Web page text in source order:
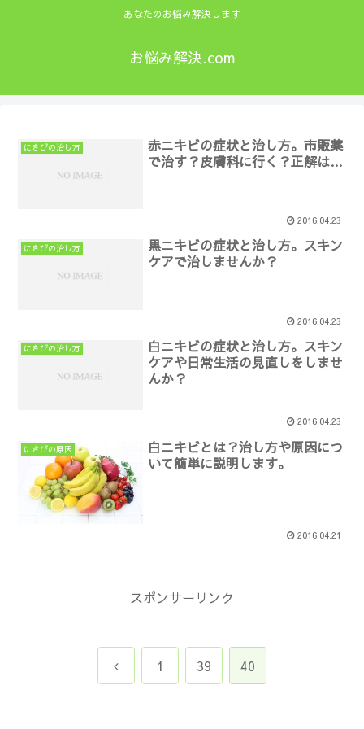
あなたのお悩み解決します
お悩み解決.com
にきびの治し方
赤ニキビの症状と治し方。市販薬
で治す？皮膚科に行く？正解は…
2016.04.23
にきびの治し方
黒ニキビの症状と治し方。スキン
ケアで治しませんか？
2016.04.23
にきびの治し方
白ニキビの症状と治し方。スキン
ケアや日常生活の見直しをしませ
んか？
2016.04.23
にきびの原因
白ニキビとは？治し方や原因につ
いて簡単に説明します。
2016.04.21
スポンサーリンク
前
1 39 40